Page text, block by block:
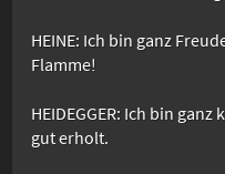
HEINE: Ich bin ganz
Flamme!
HEIDEGGER: Ich bin
gut erholt.